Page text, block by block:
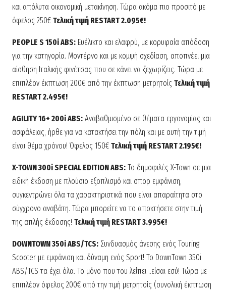
και απόλυτα οικονομική μετακίνηση. Τώρα ακόμα πιο προσιτό με
όφελος 250€ Τελική τιμή RESTART 2.095€!
PEOPLE S 150i ABS: Ευέλικτο και ελαφρύ, με κορυφαία απόδοση
για την κατηγορία. Μοντέρνο και µε κομψή σχεδίαση, αποπνέει µια
αίσθηση Ιταλικής φινέτσας που σε κάνει να ξεχωρίζεις. Τώρα με
επιπλέον έκπτωση 200€ από την έκπτωση μετρητοίς Τελική τιμή
RESTART 2.495€!
AGILITY 16+ 200i ABS: Αναβαθμισμένο σε θέματα εργονομίας και
ασφάλειας, ήρθε για να κατακτήσει την πόλη και με αυτή την τιμή
είναι θέμα χρόνου! Όφελος 150€ Τελική τιμή RESTART 2.195€!
X-TOWN 300i SPECIAL EDITION ABS: To δημοφιλές X-Town σε μια
ειδική έκδοση με πλούσιο εξοπλισμό και σπορ εμφάνιση,
συγκεντρώνει όλα τα χαρακτηριστικά που είναι απαραίτητα στο
σύγχρονο αναβάτη. Τώρα μπορείτε να το αποκτήσετε στην τιμή
της απλής έκδοσης! Τελική τιμή RESTART 3.995€!
DOWNTOWN 350i ABS/TCS: Συνδυασμός άνεσης ενός Touring
Scooter με εμφάνιση και δύναμη ενός Sport! Το DownTown 350i
ABS/TCS τα έχει όλα. Το μόνο που του λείπει ..είσαι εσύ! Τώρα με
επιπλέον όφελος 200€ από την τιμή μετρητοίς (συνολική έκπτωση